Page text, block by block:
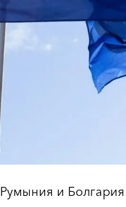
Румыния и